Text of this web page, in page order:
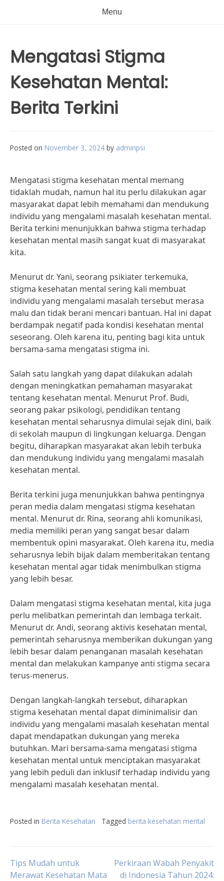
Menu
Mengatasi Stigma
Kesehatan Mental:
Berita Terkini
Posted on November 3, 2024 by adminpsi
Mengatasi stigma kesehatan mental memang
tidaklah mudah, namun hal itu perlu dilakukan agar
masyarakat dapat lebih memahami dan mendukung
individu yang mengalami masalah kesehatan mental.
Berita terkini menunjukkan bahwa stigma terhadap
kesehatan mental masih sangat kuat di masyarakat
kita.
Menurut dr. Yani, seorang psikiater terkemuka,
stigma kesehatan mental sering kali membuat
individu yang mengalami masalah tersebut merasa
malu dan tidak berani mencari bantuan. Hal ini dapat
berdampak negatif pada kondisi kesehatan mental
seseorang. Oleh karena itu, penting bagi kita untuk
bersama-sama mengatasi stigma ini.
Salah satu langkah yang dapat dilakukan adalah
dengan meningkatkan pemahaman masyarakat
tentang kesehatan mental. Menurut Prof. Budi,
seorang pakar psikologi, pendidikan tentang
kesehatan mental seharusnya dimulai sejak dini, baik
di sekolah maupun di lingkungan keluarga. Dengan
begitu, diharapkan masyarakat akan lebih terbuka
dan mendukung individu yang mengalami masalah
kesehatan mental.
Berita terkini juga menunjukkan bahwa pentingnya
peran media dalam mengatasi stigma kesehatan
mental. Menurut dr. Rina, seorang ahli komunikasi,
media memiliki peran yang sangat besar dalam
membentuk opini masyarakat. Oleh karena itu, media
seharusnya lebih bijak dalam memberitakan tentang
kesehatan mental agar tidak menimbulkan stigma
yang lebih besar.
Dalam mengatasi stigma kesehatan mental, kita juga
perlu melibatkan pemerintah dan lembaga terkait.
Menurut dr. Andi, seorang aktivis kesehatan mental,
pemerintah seharusnya memberikan dukungan yang
lebih besar dalam penanganan masalah kesehatan
mental dan melakukan kampanye anti stigma secara
terus-menerus.
Dengan langkah-langkah tersebut, diharapkan
stigma kesehatan mental dapat diminimalisir dan
individu yang mengalami masalah kesehatan mental
dapat mendapatkan dukungan yang mereka
butuhkan. Mari bersama-sama mengatasi stigma
kesehatan mental untuk menciptakan masyarakat
yang lebih peduli dan inklusif terhadap individu yang
mengalami masalah kesehatan mental.
Posted in Berita Kesehatan Tagged berita kesehatan mental
Post
Tips Mudah untuk
Merawat Kesehatan Mata
Perkiraan Wabah Penyakit
di Indonesia Tahun 2024: